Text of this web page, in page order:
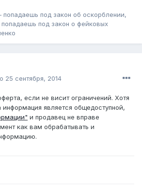
под закон об оскорблении,
под закон о фейковых
25 сентября, 2014
если не висит ограничений. Хотя
информация является общедоступной,
и продавец не вправе
как вам обрабатывать и